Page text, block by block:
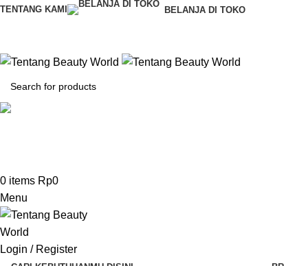
TENTANG KAMI
BELANJA DI TOKO
0 items Rp0
Menu
Login / Register